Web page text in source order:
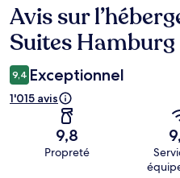
Avis
Avis sur
Suites Hamburg
9,4 Exceptionnel
1'015 avis
9,8
Propreté